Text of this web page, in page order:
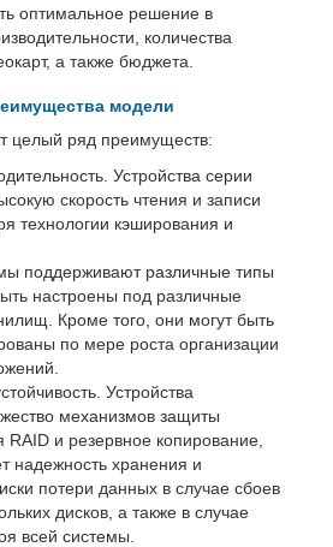
оптимальное решение в
количества
а также бюджета.
модели
целый ряд преимуществ:
Устройства серии
скорость чтения и записи
технологии кэширования и
поддерживают различные типы
настроены под различные
Кроме того, они могут быть
по мере роста организации
Устройства
механизмов защиты
и резервное копирование,
надежность хранения и
потери данных в случае сбоев
дисков, а также в случае
всей системы.